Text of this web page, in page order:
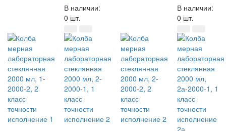
В наличии:
0 шт.
В наличии:
0 шт.